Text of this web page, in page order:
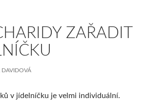
ZAŘADIT
DAVIDOVÁ
v jídelníčku je velmi individuální.